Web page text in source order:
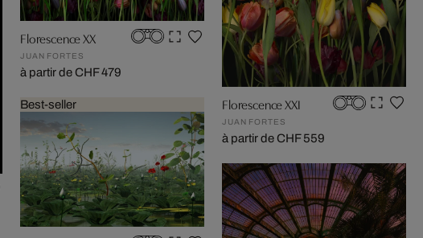
Florescence XX
JUAN FORTES
à partir de CHF 479
Best-seller Florescence XXI
JUAN FORTES
à partir de CHF 559